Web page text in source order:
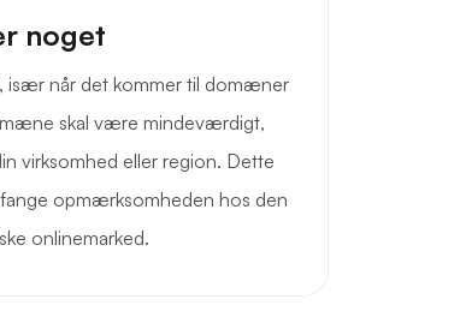
noget
især når det kommer til domæner
skal være mindeværdigt,
virksomhed eller region. Dette
opmærksomheden hos den
onlinemarked.